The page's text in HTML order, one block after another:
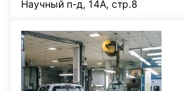
Научный п-д, 14А, стр.8